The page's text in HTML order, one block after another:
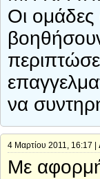
Οι ομάδες
να
4 Μαρτίου 2011, 16:17 |
Με